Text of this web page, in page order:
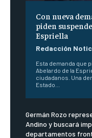
Con nueva
piden
Espriella
Redacción
Esta demanda que
Abelardo de la
ciudadanos. Una
Estado...
Germán Rozo
Andino y buscará
departamentos